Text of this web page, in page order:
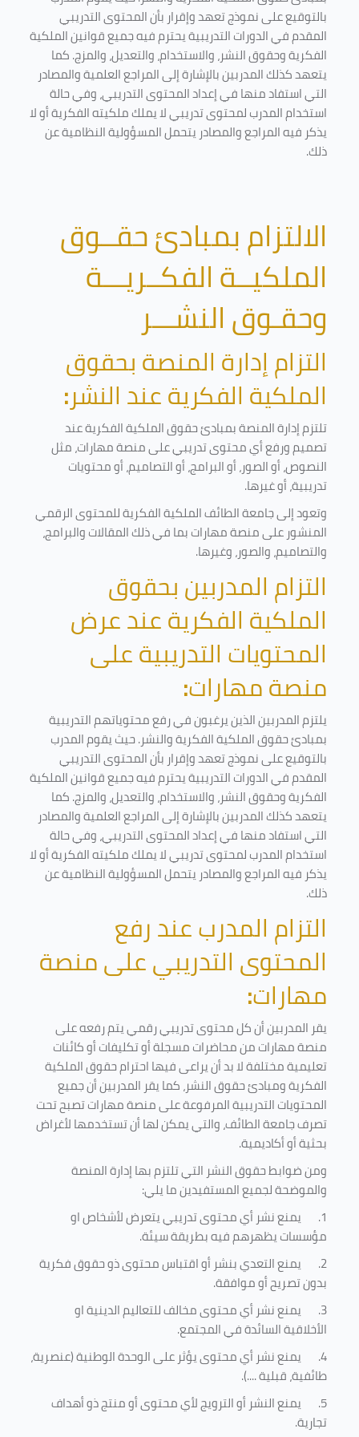
بالتوقيع على نموذج تعهد وإقرار بأن المحتوى التدريبي
المقدم في الدورات التدريبية يحترم فيه جميع قوانين الملكية
الفكرية وحقوق النشر، والاستخدام، والتعديل، والمزج. كما
يتعهد كذلك المدربين بالإشارة إلى المراجع العلمية والمصادر
التي استفاد منها في إعداد المحتوى التدريبي، وفي حالة
استخدام المدرب لمحتوى تدريبي لا يملك ملكيته الفكرية أو لا
يذكر فيه المراجع والمصادر يتحمل المسؤولية النظامية عن
ذلك.
الالتزام بمبادئ حقــوق
الملكيــة الفكــريـــة
وحقـوق النشـــر
التزام إدارة المنصة بحقوق
الملكية الفكرية عند النشر:
تلتزم إدارة المنصة بمبادئ حقوق الملكية الفكرية عند
تصميم ورفع أي محتوى تدريبي على منصة مهارات، مثل
النصوص، أو الصور، أو البرامج، أو التصاميم، أو محتويات
تدريبية، أو غيرها.
وتعود إلى جامعة الطائف الملكية الفكرية للمحتوى الرقمي
المنشور على منصة مهارات بما في ذلك المقالات والبرامج،
والتصاميم، والصور، وغيرها.
التزام المدربين بحقوق
الملكية الفكرية عند عرض
المحتويات التدريبية على
منصة مهارات:
يلتزم المدربين الذين يرغبون في رفع محتوياتهم التدريبية
بمبادئ حقوق الملكية الفكرية والنشر. حيث يقوم المدرب
بالتوقيع على نموذج تعهد وإقرار بأن المحتوى التدريبي
المقدم في الدورات التدريبية يحترم فيه جميع قوانين الملكية
الفكرية وحقوق النشر، والاستخدام، والتعديل، والمزج. كما
يتعهد كذلك المدربين بالإشارة إلى المراجع العلمية والمصادر
التي استفاد منها في إعداد المحتوى التدريبي، وفي حالة
استخدام المدرب لمحتوى تدريبي لا يملك ملكيته الفكرية أو لا
يذكر فيه المراجع والمصادر يتحمل المسؤولية النظامية عن
ذلك.
التزام المدرب عند رفع
المحتوى التدريبي على منصة
مهارات:
يقر المدربين أن كل محتوى تدريبي رقمي يتم رفعه على
منصة مهارات من محاضرات مسجلة أو تكليفات أو كائنات
تعليمية مختلفة لا بد أن يراعى فيها احترام حقوق الملكية
الفكرية ومبادئ حقوق النشر، كما يقر المدربين أن جميع
المحتويات التدريبية المرفوعة على منصة مهارات تصبح تحت
تصرف جامعة الطائف، والتي يمكن لها أن تستخدمها لأغراض
بحثية أو أكاديمية.
ومن ضوابط حقوق النشر التي تلتزم بها إدارة المنصة
والموضحة لجميع المستفيدين ما يلي:
1.
يمنع نشر أي محتوى تدريبي يتعرض لأشخاص او
مؤسسات يظهرهم فيه بطريقة سيئة.
2.
يمنع التعدي بنشر أو اقتباس محتوى ذو حقوق فكرية
بدون تصريح أو موافقة.
3.
يمنع نشر أي محتوى مخالف للتعاليم الدينية او
الأخلاقية السائدة في المجتمع.
4.
يمنع نشر أي محتوى يؤثر على الوحدة الوطنية (عنصرية،
طائفية، قبلية ....).
5.
يمنع النشر أو الترويج لأي محتوى أو منتج ذو أهداف
تجارية.